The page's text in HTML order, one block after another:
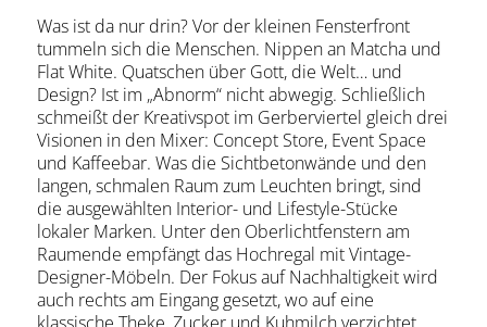
Was ist da nur drin? Vor der kleinen Fensterfront
tummeln sich die Menschen. Nippen an Matcha und
Flat White. Quatschen über Gott, die Welt… und
Design? Ist im „Abnorm“ nicht abwegig. Schließlich
schmeißt der Kreativspot im Gerberviertel gleich drei
Visionen in den Mixer: Concept Store, Event Space
und Kaffeebar. Was die Sichtbetonwände und den
langen, schmalen Raum zum Leuchten bringt, sind
die ausgewählten Interior- und Lifestyle-Stücke
lokaler Marken. Unter den Oberlichtfenstern am
Raumende empfängt das Hochregal mit Vintage-
Designer-Möbeln. Der Fokus auf Nachhaltigkeit wird
auch rechts am Eingang gesetzt, wo auf eine